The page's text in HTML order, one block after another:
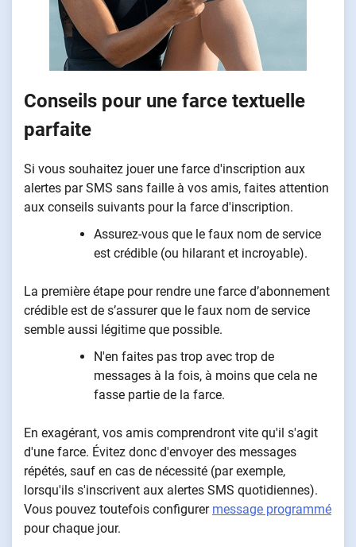
Conseils pour une farce textuelle
parfaite
Si vous souhaitez jouer une farce d'inscription aux
alertes par SMS sans faille à vos amis, faites attention
aux conseils suivants pour la farce d'inscription.
Assurez-vous que le faux nom de service
est crédible (ou hilarant et incroyable).
La première étape pour rendre une farce d’abonnement
crédible est de s’assurer que le faux nom de service
semble aussi légitime que possible.
N'en faites pas trop avec trop de
messages à la fois, à moins que cela ne
fasse partie de la farce.
En exagérant, vos amis comprendront vite qu'il s'agit
d'une farce. Évitez donc d'envoyer des messages
répétés, sauf en cas de nécessité (par exemple,
lorsqu'ils s'inscrivent aux alertes SMS quotidiennes).
Vous pouvez toutefois configurer message programmé
pour chaque jour.